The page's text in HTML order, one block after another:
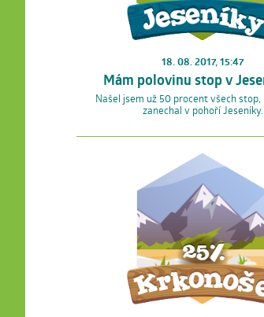
18. 08. 2017, 15:47
Mám polovinu stop v
Našel jsem už 50 procent všech
zanechal v pohoří Jeseníky.